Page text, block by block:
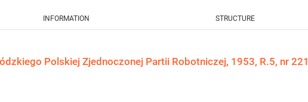
INFORMATION STRUCTURE
Polskiej Zjednoczonej Partii Robotniczej, 1953, R.5, nr 221